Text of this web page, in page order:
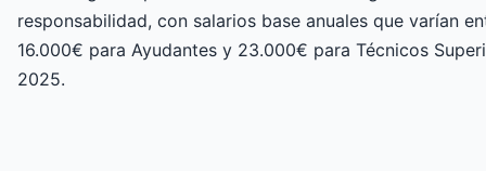
responsabilidad, con salarios base anuales que varían
16.000€ para Ayudantes y 23.000€ para Técnicos
2025.